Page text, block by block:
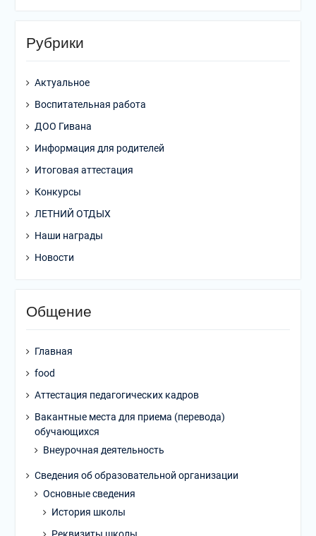
Рубрики
Актуальное
Воспитательная работа
ДОО Гивана
Информация для родителей
Итоговая аттестация
Конкурсы
ЛЕТНИЙ ОТДЫХ
Наши награды
Новости
Общение
Главная
food
Аттестация педагогических кадров
Вакантные места для приема (перевода)
обучающихся
Внеурочная деятельность
Сведения об образовательной организации
Основные сведения
История школы